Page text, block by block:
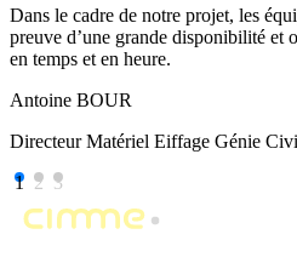
Dans le cadre de notre projet, les
preuve d’une grande disponibilité et
en temps et en heure.
Antoine BOUR
Directeur Matériel Eiffage Génie
1 2 3